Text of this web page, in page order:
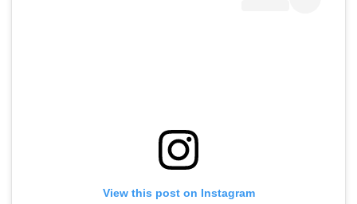
View this post on Instagram